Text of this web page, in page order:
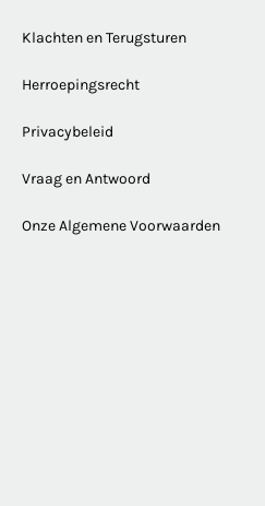
Klachten en Terugsturen
Herroepingsrecht
Privacybeleid
Vraag en Antwoord
Onze Algemene Voorwaarden